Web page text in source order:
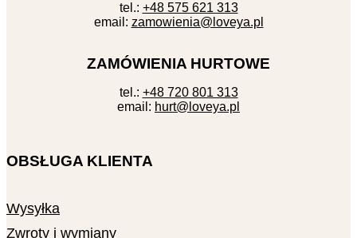
tel.: +48 575 621 313
email: zamowienia@loveya.pl
ZAMÓWIENIA HURTOWE
tel.: +48 720 801 313
email: hurt@loveya.pl
OBSŁUGA KLIENTA
Wysyłka
Zwroty i wymiany